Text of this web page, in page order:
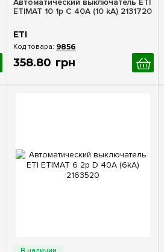
ETIMAT 10 1p C 40А (10 kA) 2131720
ETI
9856
358.80 грн